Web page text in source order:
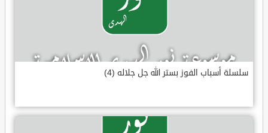
سلسلة أسباب الفوز بستر الله جل جلاله (4)